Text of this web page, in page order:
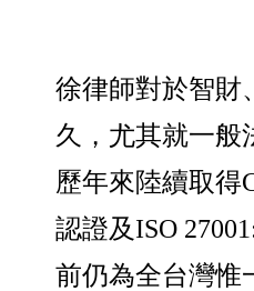
徐律師對於智財
久，尤其就一般
歷年來陸續取得
認證及ISO
前仍為全台灣惟